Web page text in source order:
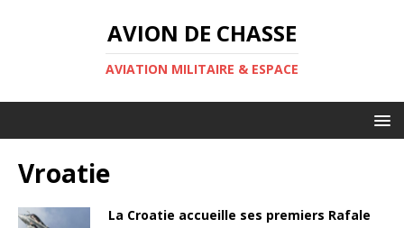
AVION DE CHASSE
AVIATION MILITAIRE & ESPACE
Vroatie
La Croatie accueille ses premiers Rafale